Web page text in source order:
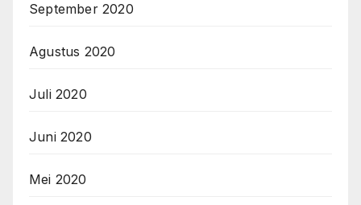
September 2020
Agustus 2020
Juli 2020
Juni 2020
Mei 2020